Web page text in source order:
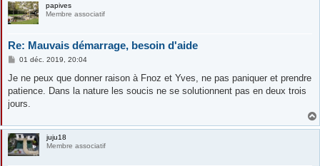
papives
Membre associatif
Re: Mauvais démarrage, besoin d'aide
M
s
a
g
01 déc. 2019, 20:04
Je ne peux que donner raison à Fnoz et Yves, ne pas paniquer et prendre
patience. Dans la nature les soucis ne se solutionnent pas en deux trois
jours.
juju18
Membre associatif